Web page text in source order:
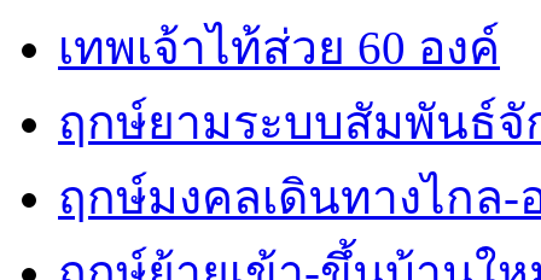
เทพเจ้าไท้ส่วย 60 องค์
ฤกษ์ยามระบบสัมพันธ์จั
ฤกษ์มงคลเดินทางไกล-